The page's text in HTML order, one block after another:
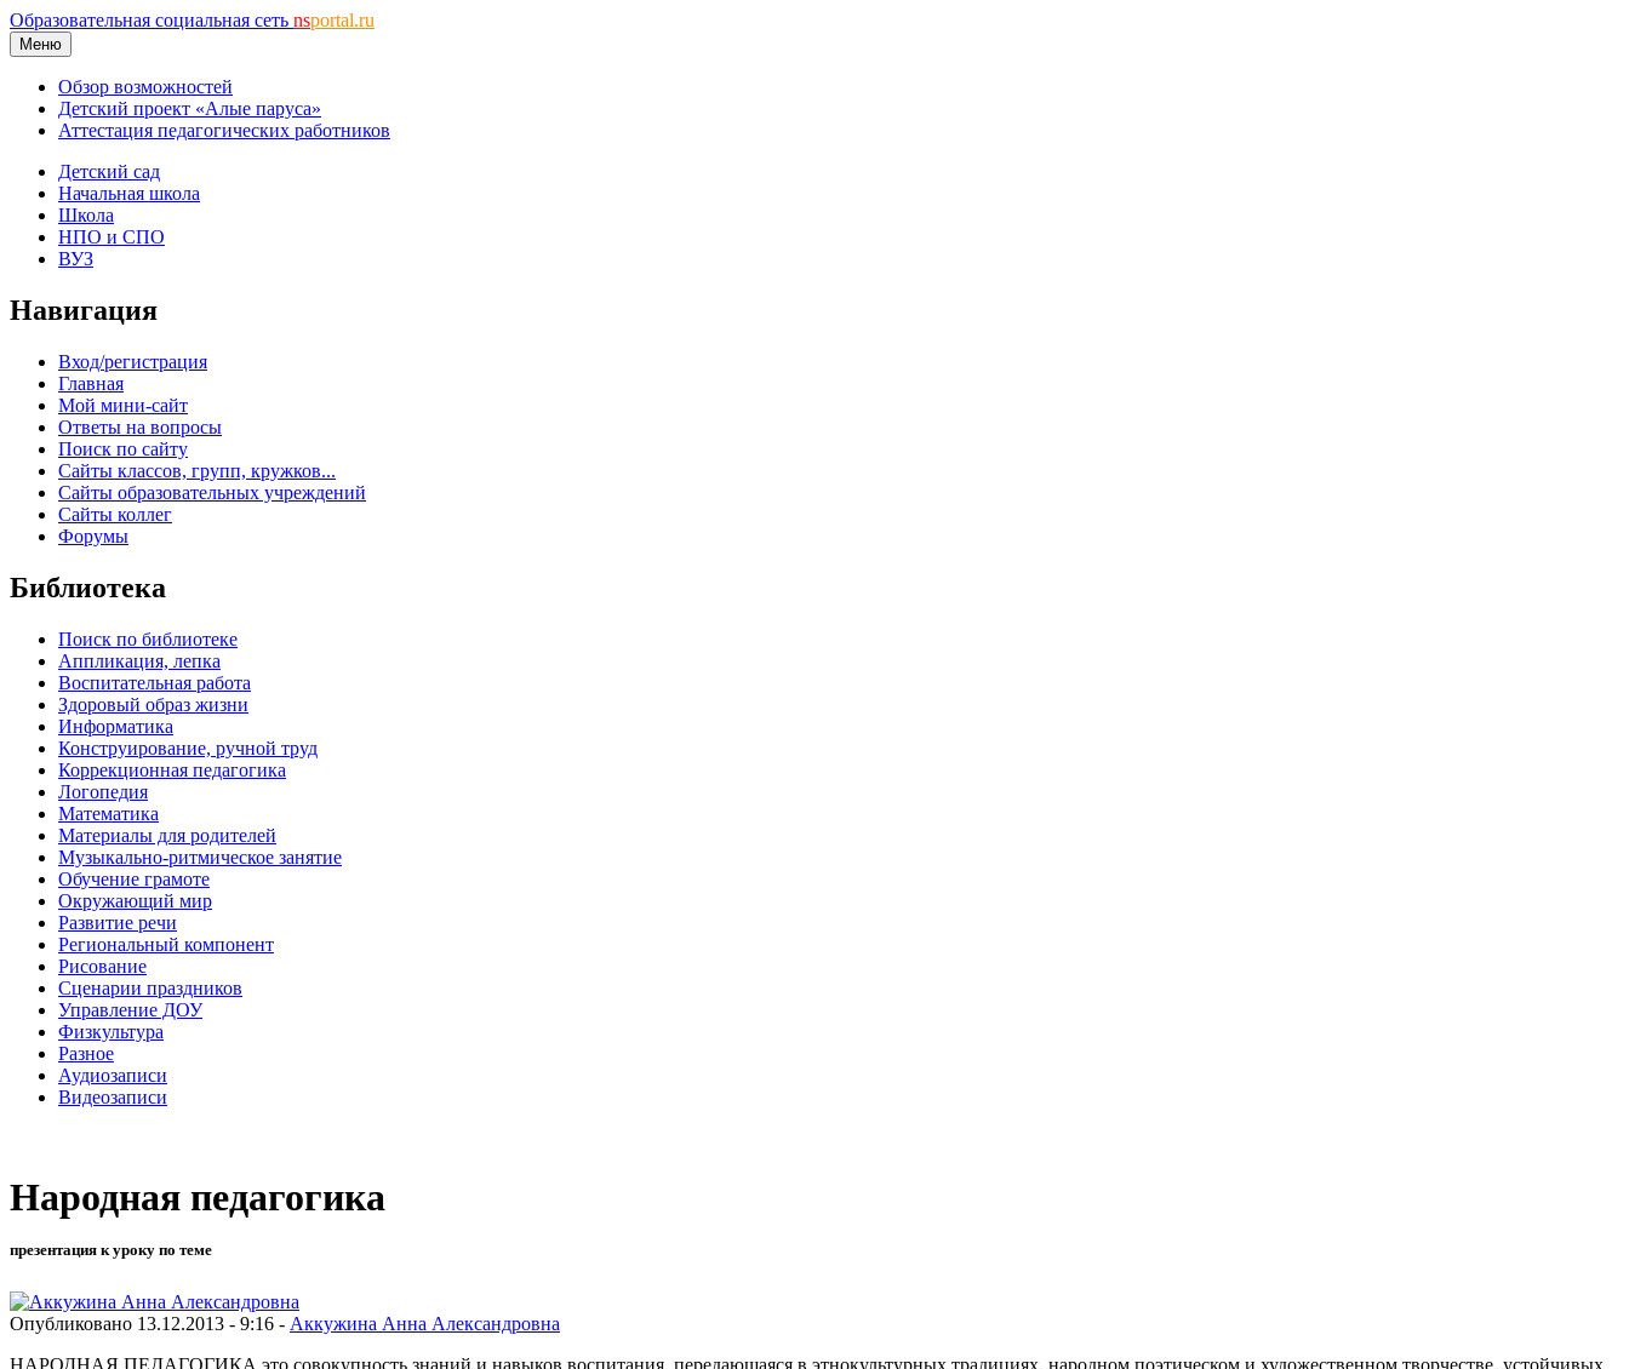
Образовательная социальная сеть nsportal.ru
Меню
Обзор возможностей
Детский проект «Алые паруса»
Аттестация педагогических работников
Детский сад
Начальная школа
Школа
НПО и СПО
ВУЗ
Навигация
Вход/регистрация
Главная
Мой мини-сайт
Ответы на вопросы
Поиск по сайту
Сайты классов, групп, кружков...
Сайты образовательных учреждений
Сайты коллег
Форумы
Библиотека
Поиск по библиотеке
Аппликация, лепка
Воспитательная работа
Здоровый образ жизни
Информатика
Конструирование, ручной труд
Коррекционная педагогика
Логопедия
Математика
Материалы для родителей
Музыкально-ритмическое занятие
Обучение грамоте
Окружающий мир
Развитие речи
Региональный компонент
Рисование
Сценарии праздников
Управление ДОУ
Физкультура
Разное
Аудиозаписи
Видеозаписи
Народная педагогика
презентация к уроку по теме
Опубликовано 13.12.2013 - 9:16 - Аккужина Анна Александровна
НАРОДНАЯ ПЕДАГОГИКА это совокупность знаний и навыков воспитания, передающаяся в этнокультурных традициях, народном поэтическом и художественном творчестве, устойчивых